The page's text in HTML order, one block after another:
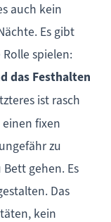
auch kein
Es gibt
spielen:
das Festhalten
ist rasch
fixen
zu
gehen. Es
Das
kein